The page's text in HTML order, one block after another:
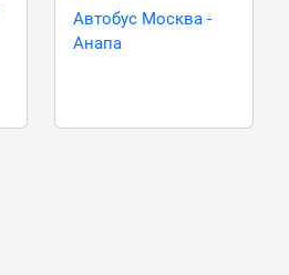
Автобус Москва -
Анапа